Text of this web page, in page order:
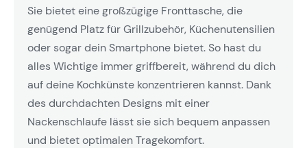
Sie bietet eine großzügige Fronttasche, die
genügend Platz für Grillzubehör, Küchenutensilien
oder sogar dein Smartphone bietet. So hast du
alles Wichtige immer griffbereit, während du dich
auf deine Kochkünste konzentrieren kannst. Dank
des durchdachten Designs mit einer
Nackenschlaufe lässt sie sich bequem anpassen
und bietet optimalen Tragekomfort.